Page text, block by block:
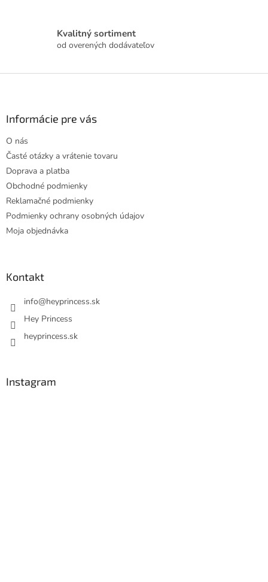
y
v
p
Kvalitný sortiment
od overených dodávateľov
Informácie pre vás
O nás
Časté otázky a vrátenie tovaru
Doprava a platba
Obchodné podmienky
Reklamačné podmienky
Podmienky ochrany osobných údajov
Moja objednávka
Kontakt
info@heyprincess.sk
Hey Princess
heyprincess.sk
Instagram